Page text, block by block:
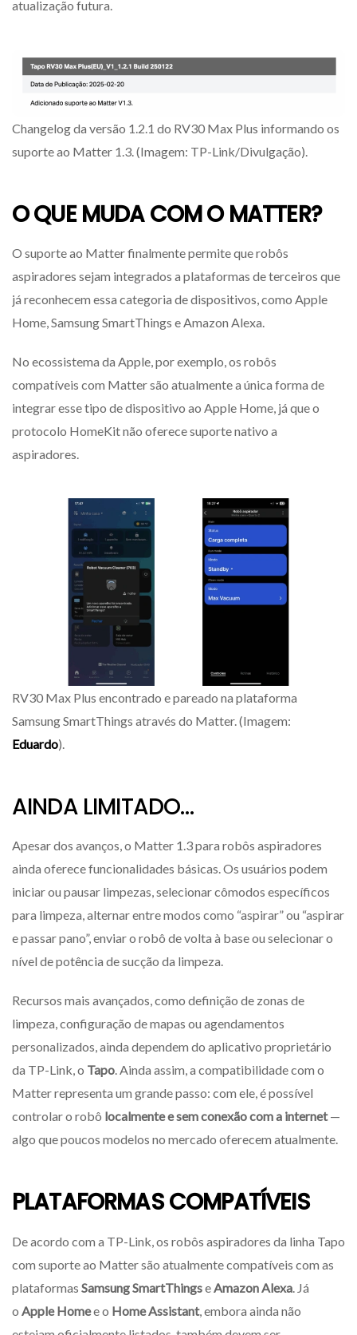
atualização futura.
Changelog da versão 1.2.1 do RV30 Max Plus informando os
suporte ao Matter 1.3. (Imagem: TP-Link/Divulgação).
O QUE MUDA COM O MATTER?
O suporte ao Matter finalmente permite que robôs
aspiradores sejam integrados a plataformas de terceiros que
já reconhecem essa categoria de dispositivos, como Apple
Home, Samsung SmartThings e Amazon Alexa.
No ecossistema da Apple, por exemplo, os robôs
compatíveis com Matter são atualmente a única forma de
integrar esse tipo de dispositivo ao Apple Home, já que o
protocolo HomeKit não oferece suporte nativo a
aspiradores.
RV30 Max Plus encontrado e pareado na plataforma
Samsung SmartThings através do Matter. (Imagem:
Eduardo).
AINDA LIMITADO…
Apesar dos avanços, o Matter 1.3 para robôs aspiradores
ainda oferece funcionalidades básicas. Os usuários podem
iniciar ou pausar limpezas, selecionar cômodos específicos
para limpeza, alternar entre modos como “aspirar” ou “aspirar
e passar pano”, enviar o robô de volta à base ou selecionar o
nível de potência de sucção da limpeza.
Recursos mais avançados, como definição de zonas de
limpeza, configuração de mapas ou agendamentos
personalizados, ainda dependem do aplicativo proprietário
da TP-Link, o Tapo. Ainda assim, a compatibilidade com o
Matter representa um grande passo: com ele, é possível
controlar o robô localmente e sem conexão com a internet—
algo que poucos modelos no mercado oferecem atualmente.
PLATAFORMAS COMPATÍVEIS
De acordo com a TP-Link, os robôs aspiradores da linha Tapo
com suporte ao Matter são atualmente compatíveis com as
plataformas Samsung SmartThingse Amazon Alexa . Já
o Apple Homee o Home Assistant, embora ainda não